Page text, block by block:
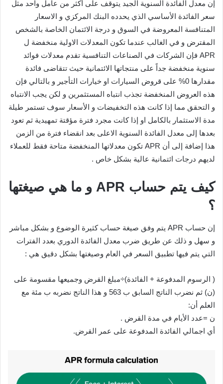
إن معدل الفائدة السنوية الجيد يتوقف على أكثر من عامل واحد مثل
سعر الفائدة الأساسي الذي يحدده البنك المركزي و الاسعار
المتنافسة المعروضة في السوق و درجة الائتمان الخاصة بالشخص
المقترض و في الغالب عندما تكون المعدلات الاولية منخفضة ل
APR فإن الشركات في الصناعات التنافسية تقدم معدلات فوائد
سنوية منخفضة جداً على منتجاتها الائتمانية حيث تتقاضى فائدة
مقدارها 0% على قروض السيارات او خيارات التأجير و بالتالي فإن
هذه العروض المنخفضة تجذب انتباه المستثمرين و لكن يجب الانتباه
و التحقق مما إذا كانت هذه التخفيضات و الأسعار سوف تستمر طيلة
مدة الاستثمار بالكامل او إذا كانت مجرد فترة مؤقتة تمهيدية ثم تعود
بعدها إلى معدل الفائدة السنوية الاعلى بعد انقضاء فترة من الزمن
هذا إضافة إلى أن APR تكون معدلاتها المنخفضة متاحة فقط للعملاء
لديهم درجات ائتمانية عالية بشكل خاص .
كيف يتم حساب APR و ما هي صيغتها
؟
إن حساب APR يتم وفق صيغة حساب كثيرة الوضوع و بشكل مباشر
و سهل و ذلك عن طريق ضرب معدل الفائدة الدوري بعدد الفترات
التي يتم فيها تطبيق السعر في العام وصيغتها بشكل دقيق هي :
( الرسوم المدفوعة + الفائدة)÷مبلغ القرض وجميعها مقسومة على
(ن) ثم نضرب الناتج السابق ب 563 و هذا الناتج نضربه ب مئة مع
العلم أن:
ن =عدد الأيام في مدة القرض .
أي اجمالي الفائدة المدفوعة على عمر القرض.